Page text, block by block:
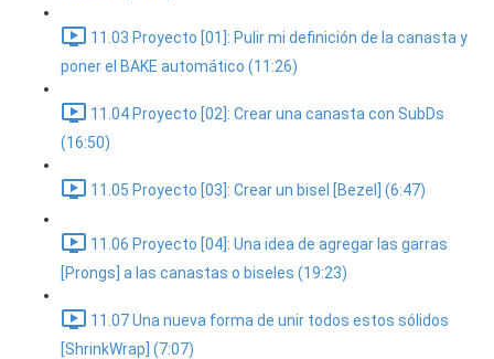
11.03 Proyecto [01]: Pulir mi definición de la canasta y
poner el BAKE automático (11:26)
11.04 Proyecto [02]: Crear una canasta con SubDs
(16:50)
11.05 Proyecto [03]: Crear un bisel [Bezel] (6:47)
11.06 Proyecto [04]: Una idea de agregar las garras
[Prongs] a las canastas o biseles (19:23)
11.07 Una nueva forma de unir todos estos sólidos
[ShrinkWrap] (7:07)